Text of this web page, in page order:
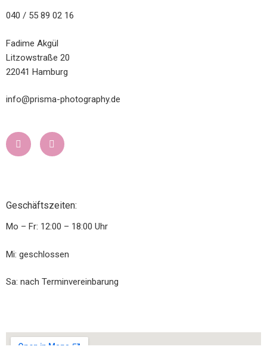
040 / 55 89 02 16
Fadime Akgül
Litzowstraße 20
22041 Hamburg
info@prisma-photography.de
Geschäftszeiten:
Mo – Fr: 12:00 – 18:00 Uhr
Mi: geschlossen
Sa: nach Terminvereinbarung